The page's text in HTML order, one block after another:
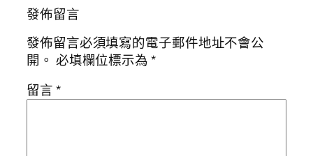
發佈留言
發佈留言必須填寫的電子郵件地址不會公
開。 必填欄位標示為*
留言*